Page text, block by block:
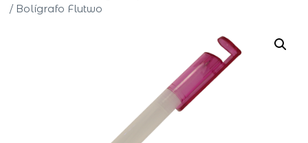
/ Bolígrafo Flutwo